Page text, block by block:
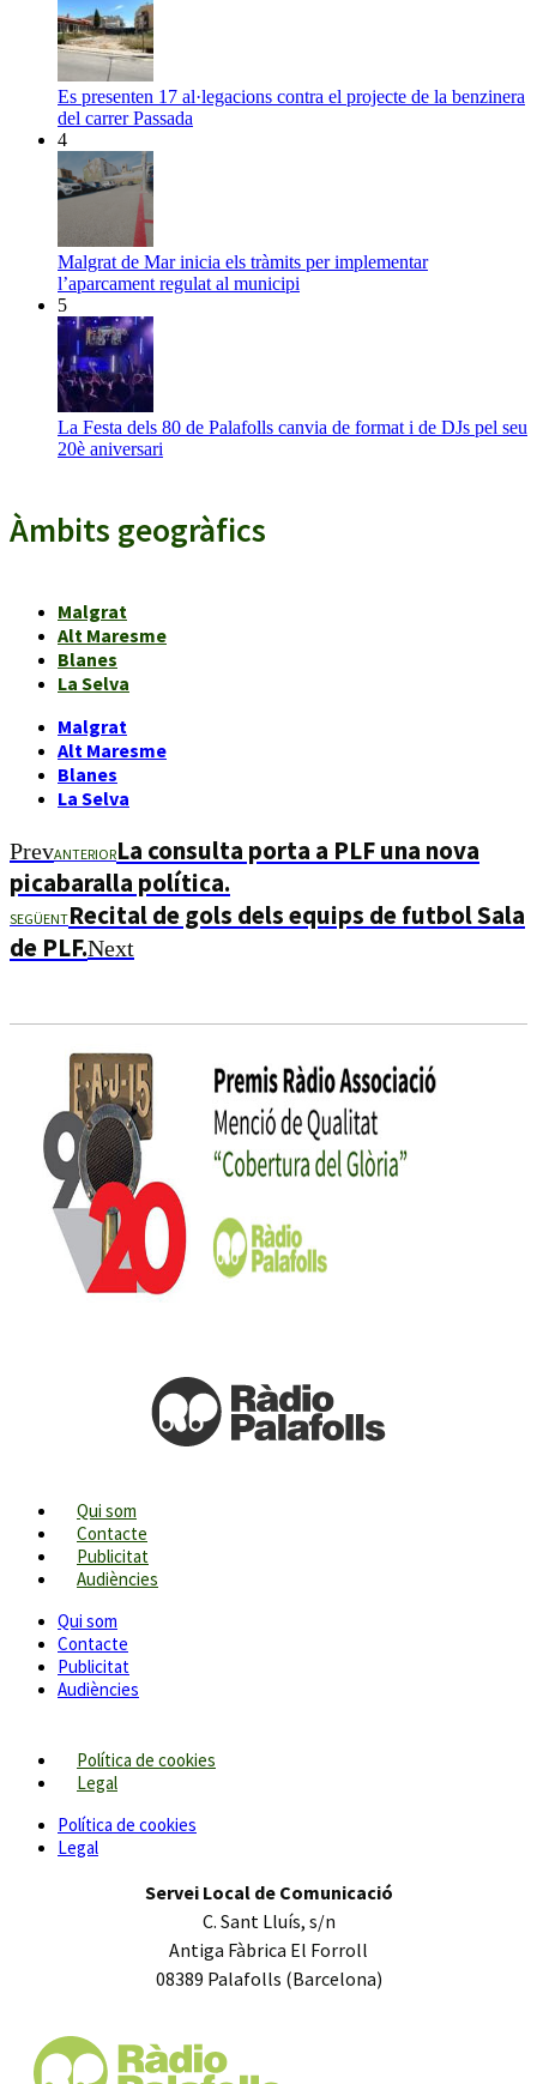
Es presenten 17 al·legacions contra el projecte de la benzinera
del carrer Passada
4
Malgrat de Mar inicia els tràmits per implementar
l’aparcament regulat al municipi
5
La Festa dels 80 de Palafolls canvia de format i de DJs pel seu
20è aniversari
Àmbits geogràfics
Malgrat
Alt Maresme
Blanes
La Selva
Malgrat
Alt Maresme
Blanes
La Selva
PrevANTERIORLa consulta porta a PLF una nova
picabaralla política.
SEGÜENTRecital de gols dels equips de futbol Sala
de PLF.Next
Qui som
Contacte
Publicitat
Audiències
Qui som
Contacte
Publicitat
Audiències
Política de cookies
Legal
Política de cookies
Legal
Servei Local de Comunicació
C. Sant Lluís, s/n
Antiga Fàbrica El Forroll
08389 Palafolls (Barcelona)